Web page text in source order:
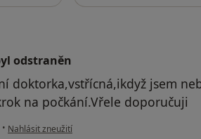
odstraněn
doktorka,vstřícná,ikdyž jsem
na počkání.Vřele doporučuji
• podle názoru uživatele Váš účet byl odstraněn
Nahlásit zneužití